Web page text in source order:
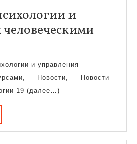
и
и управления
— Новости, — Новости
19 (далее…)